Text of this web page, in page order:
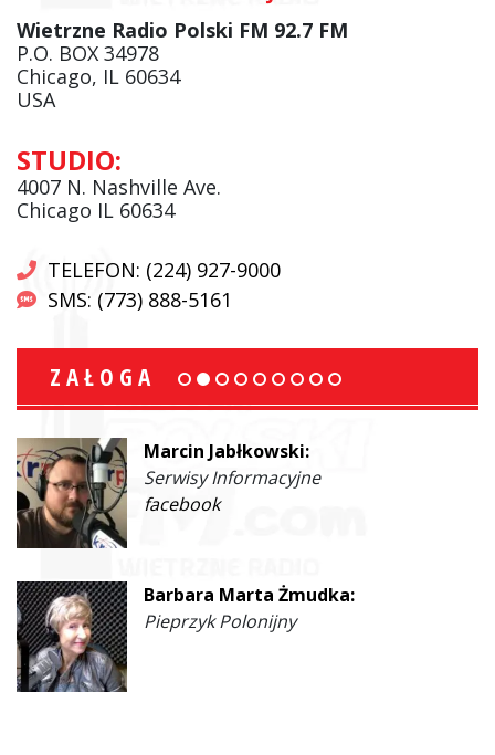
Wietrzne Radio Polski FM 92.7 FM
P.O. BOX 34978
Chicago, IL 60634
USA
STUDIO:
4007 N. Nashville Ave.
Chicago IL 60634
TELEFON: (224) 927-9000
SMS: (773) 888-5161
ZAŁOGA
Marcin Jabłkowski:
Serwisy Informacyjne
facebook
Barbara Marta Żmudka:
Pieprzyk Polonijny